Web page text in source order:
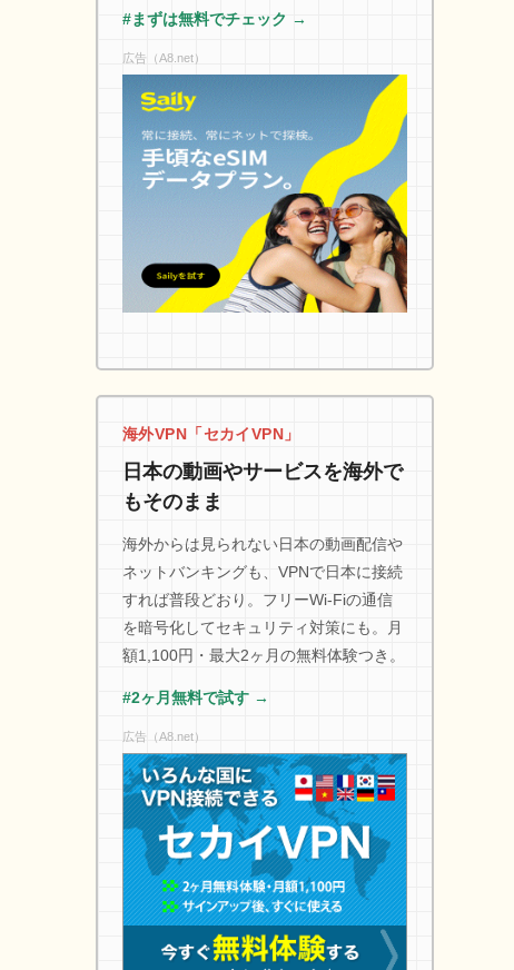
#まずは無料でチェック →
広告（A8.net）
海外VPN「セカイVPN」
日本の動画やサービスを海外で
もそのまま
海外からは見られない日本の動画配信や
ネットバンキングも、VPNで日本に接続
すれば普段どおり。フリーWi-Fiの通信
を暗号化してセキュリティ対策にも。月
額1,100円・最大2ヶ月の無料体験つき。
#2ヶ月無料で試す →
広告（A8.net）